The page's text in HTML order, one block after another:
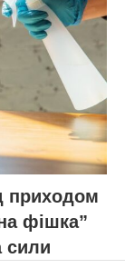
приходом
фішка”
сили